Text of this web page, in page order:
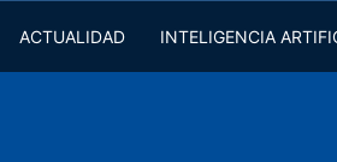
ACTUALIDAD INTELIGENCIA